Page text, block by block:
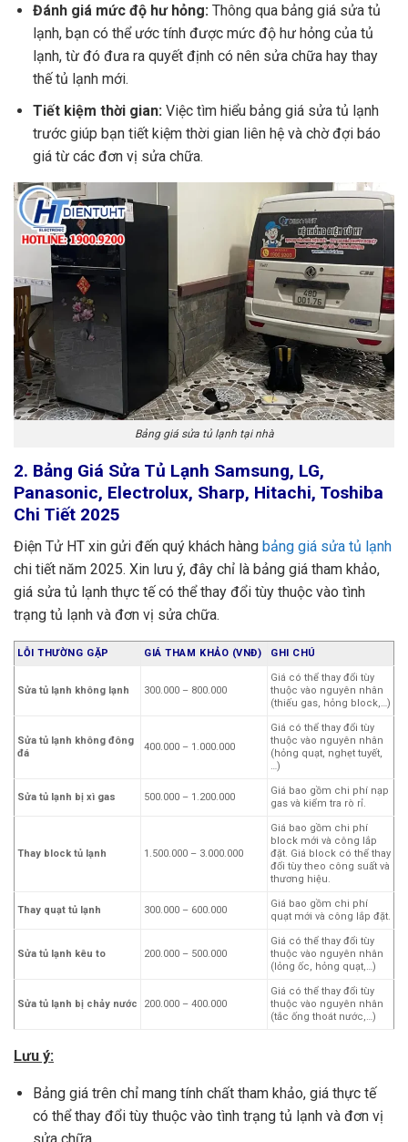
Đánh giá mức độ hư hỏng:Thông qua bảng giá sửa tủ
lạnh, bạn có thể ước tính được mức độ hư hỏng của tủ
lạnh, từ đó đưa ra quyết định có nên sửa chữa hay thay
thế tủ lạnh mới.
Tiết kiệm thời gian:Việc tìm hiểu bảng giá sửa tủ lạnh
trước giúp bạn tiết kiệm thời gian liên hệ và chờ đợi báo
giá từ các đơn vị sửa chữa.
Bảng giá sửa tủ lạnh tại nhà
2. Bảng Giá Sửa Tủ Lạnh Samsung, LG,
Panasonic, Electrolux, Sharp, Hitachi, Toshiba
Chi Tiết 2025
Điện Tử HT xin gửi đến quý khách hàng bảng giá sửa tủ lạnh
chi tiết năm 2025. Xin lưu ý, đây chỉ là bảng giá tham khảo,
giá sửa tủ lạnh thực tế có thể thay đổi tùy thuộc vào tình
trạng tủ lạnh và đơn vị sửa chữa.
LỖI THƯỜNG GẶP GIÁ THAM KHẢO (VNĐ) GHI CHÚ
Sửa tủ lạnh không lạnh 300.000 – 800.000
Giá có thể thay đổi tùy
thuộc vào nguyên nhân
(thiếu gas, hỏng block,…)
Sửa tủ lạnh không đông
đá
400.000 – 1.000.000
Giá có thể thay đổi tùy
thuộc vào nguyên nhân
(hỏng quạt, nghẹt tuyết,
…)
Sửa tủ lạnh bị xì gas 500.000 – 1.200.000
Giá bao gồm chi phí nạp
gas và kiểm tra rò rỉ.
Thay block tủ lạnh 1.500.000 – 3.000.000
Giá bao gồm chi phí
block mới và công lắp
đặt. Giá block có thể thay
đổi tùy theo công suất và
thương hiệu.
Thay quạt tủ lạnh 300.000 – 600.000
Giá bao gồm chi phí
quạt mới và công lắp đặt.
Sửa tủ lạnh kêu to 200.000 – 500.000
Giá có thể thay đổi tùy
thuộc vào nguyên nhân
(lỏng ốc, hỏng quạt,…)
Sửa tủ lạnh bị chảy nước 200.000 – 400.000
Giá có thể thay đổi tùy
thuộc vào nguyên nhân
(tắc ống thoát nước,…)
Lưu ý:
Bảng giá trên chỉ mang tính chất tham khảo, giá thực tế
có thể thay đổi tùy thuộc vào tình trạng tủ lạnh và đơn vị
sửa chữa.